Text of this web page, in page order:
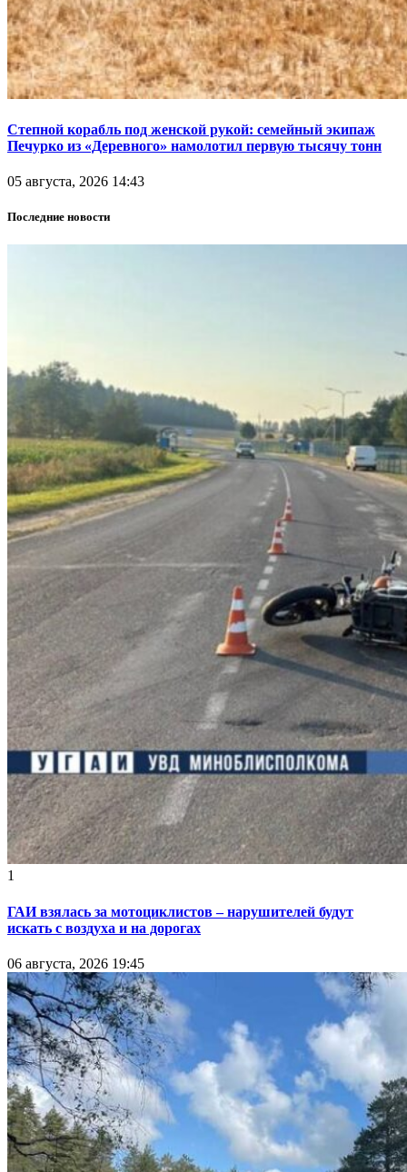
Степной корабль под женской рукой: семейный экипаж
Печурко из «Деревного» намолотил первую тысячу тонн
05 августа, 2026 14:43
Последние новости
1
ГАИ взялась за мотоциклистов – нарушителей будут
искать с воздуха и на дорогах
06 августа, 2026 19:45